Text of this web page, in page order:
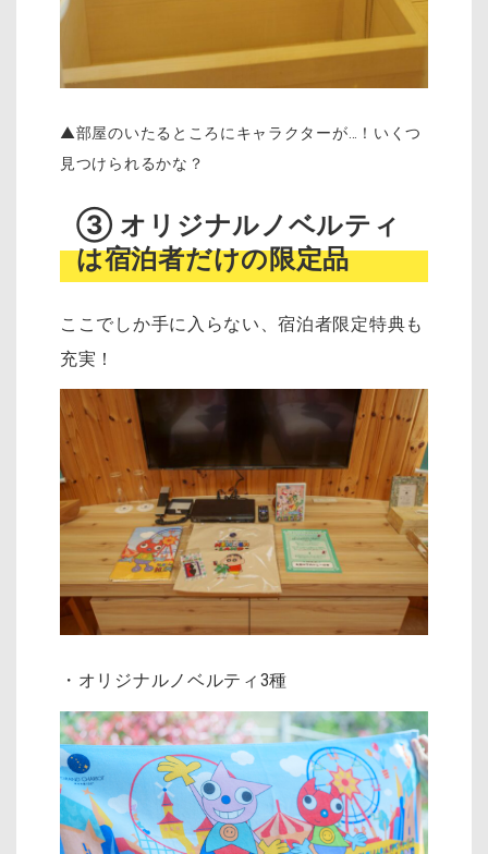
▲部屋のいたるところにキャラクターが…！いくつ
見つけられるかな？
③ オリジナルノベルティ
は宿泊者だけの限定品
ここでしか手に入らない、宿泊者限定特典も
充実！
・オリジナルノベルティ3種